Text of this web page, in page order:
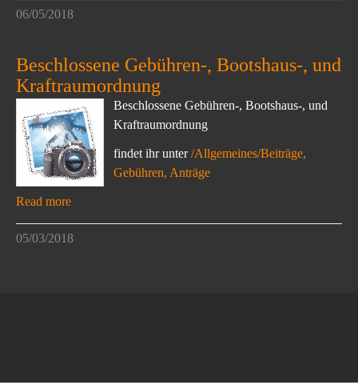
06/05/2018
Beschlossene Gebühren-, Bootshaus-, und
Kraftraumordnung
Beschlossene Gebühren-, Bootshaus-, und
Kraftraumordnung
findet ihr unter/Allgemeines/Beiträge,
Gebühren, Anträge
Read more
05/03/2018